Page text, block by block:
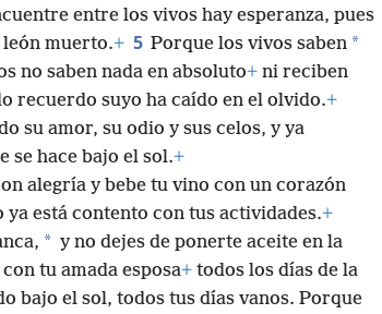
entre los vivos hay esperanza, pues
muerto.+ 5 Porque los vivos saben *
no saben nada en absoluto+ ni reciben
recuerdo suyo ha caído en el olvido.+
su amor, su odio y sus celos, y ya
se hace bajo el sol.+
alegría y bebe tu vino con un corazón
ya está contento con tus actividades.+
* y no dejes de ponerte aceite en la
tu amada esposa+ todos los días de la
bajo el sol, todos tus días vanos. Porque